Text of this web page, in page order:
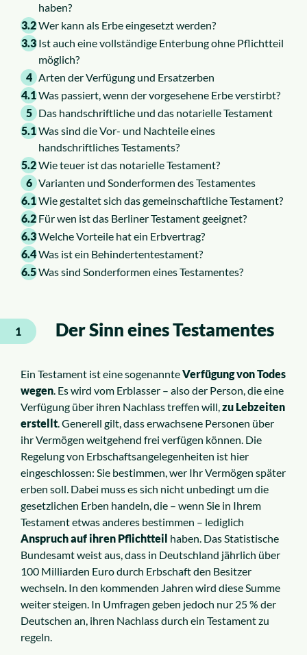
haben?
3.2Wer kann als Erbe eingesetzt werden?
3.3 Ist auch eine vollständige Enterbung ohne Pflichtteil
möglich?
4 Arten der Verfügung und Ersatzerben
4.1Was passiert, wenn der vorgesehene Erbe verstirbt?
5 Das handschriftliche und das notarielle Testament
5.1Was sind die Vor- und Nachteile eines
handschriftliches Testaments?
5.2Wie teuer ist das notarielle Testament?
6 Varianten und Sonderformen des Testamentes
6.1Wie gestaltet sich das gemeinschaftliche Testament?
6.2 Für wen ist das Berliner Testament geeignet?
6.3Welche Vorteile hat ein Erbvertrag?
6.4Was ist ein Behindertentestament?
6.5Was sind Sonderformen eines Testamentes?
1 Der Sinn eines Testamentes
Ein Testament ist eine sogenannteVerfügung von Todes
wegen. Es wird vom Erblasser – also der Person, die eine
Verfügung über ihren Nachlass treffen will,zu Lebzeiten
erstellt. Generell gilt, dass erwachsene Personen über
ihr Vermögen weitgehend frei verfügen können. Die
Regelung von Erbschaftsangelegenheiten ist hier
eingeschlossen: Sie bestimmen, wer Ihr Vermögen später
erben soll. Dabei muss es sich nicht unbedingt um die
gesetzlichen Erben handeln, die – wenn Sie in Ihrem
Testament etwas anderes bestimmen – lediglich
Anspruch auf ihren Pflichtteil haben. Das Statistische
Bundesamt weist aus, dass in Deutschland jährlich über
100 Milliarden Euro durch Erbschaft den Besitzer
wechseln. In den kommenden Jahren wird diese Summe
weiter steigen. In Umfragen geben jedoch nur 25 % der
Deutschen an, ihren Nachlass durch ein Testament zu
regeln.